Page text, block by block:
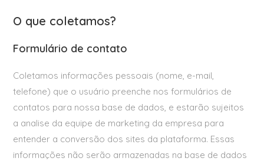
O que coletamos?
Formulário de contato
Coletamos informações pessoais (nome, e-mail,
telefone) que o usuário preenche nos formulários de
contatos para nossa base de dados, e estarão sujeitos
a analise da equipe de marketing da empresa para
entender a conversão dos sites da plataforma. Essas
informações não serão armazenadas na base de dados